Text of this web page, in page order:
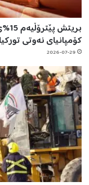
کۆمپانیای نەوتی
2026-07-29